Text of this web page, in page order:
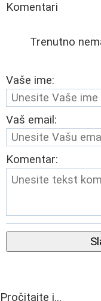
Komentari
Trenutno
Vaše ime:
Vaš email:
Komentar:
Pročitajte i...